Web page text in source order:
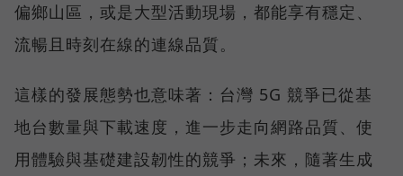
偏鄉山區，或是大型活動現場，都能享有穩定、
流暢且時刻在線的連線品質。
這樣的發展態勢也意味著：台灣 5G 競爭已從基
地台數量與下載速度，進一步走向網路品質、使
用體驗與基礎建設韌性的競爭；未來，隨著生成